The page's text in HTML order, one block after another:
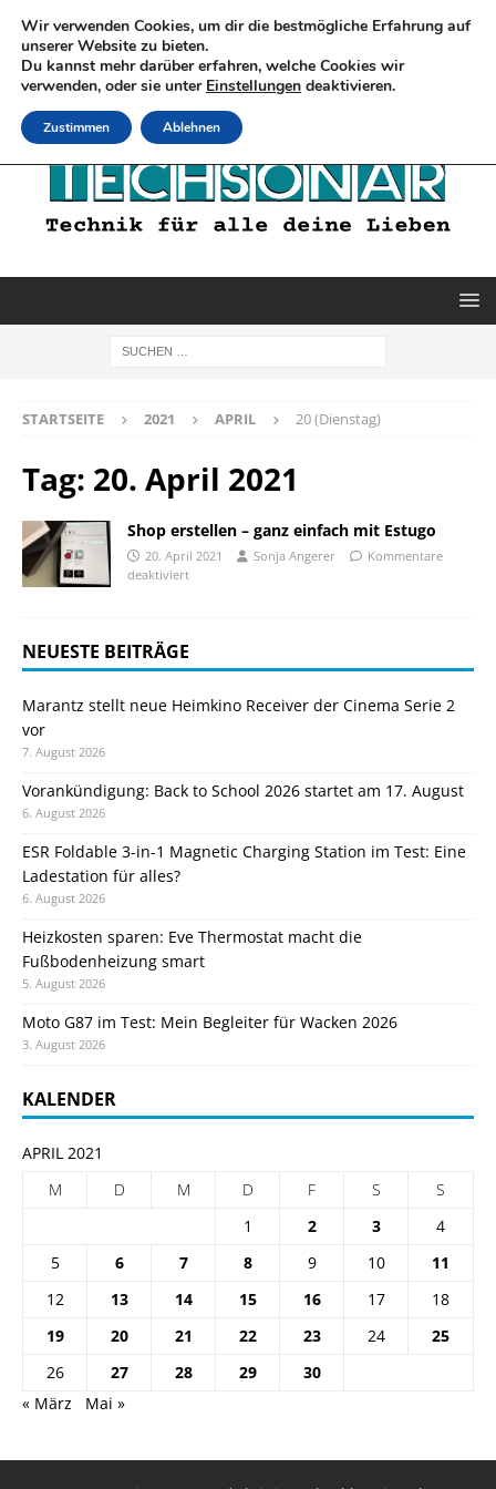
STARTSEITE 2021 APRIL 20 (Dienstag)
Tag: 20. April 2021
Shop erstellen – ganz einfach mit Estugo
20. April 2021 Sonja Angerer
Kommentare
deaktiviert
NEUESTE BEITRÄGE
Marantz stellt neue Heimkino Receiver der Cinema Serie 2
vor
7. August 2026
Vorankündigung: Back to School 2026 startet am 17. August
6. August 2026
ESR Foldable 3-in-1 Magnetic Charging Station im Test: Eine
Ladestation für alles?
6. August 2026
Heizkosten sparen: Eve Thermostat macht die
Fußbodenheizung smart
5. August 2026
Moto G87 im Test: Mein Begleiter für Wacken 2026
3. August 2026
KALENDER
APRIL 2021
M
D M D F S
S
1
2 3
4
5
6 7 8 9 10
11
12
13 14 15 16 17
18
19
20 21 22 23 24
25
26
27 28 29
30
« März
Mai »
Wir verwenden Cookies, um dir die bestmögliche Erfahrung auf
unserer Website zu bieten.
Du kannst mehr darüber erfahren, welche Cookies wir
verwenden, oder sie unter Einstellungen deaktivieren.
Zustimmen Ablehnen